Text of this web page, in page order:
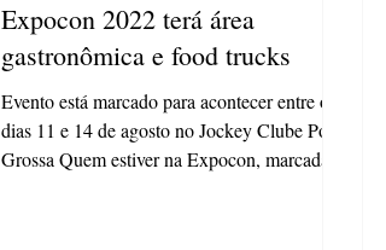
Expocon 2022 terá área
gastronômica e food trucks
Evento está marcado para acontecer entre os
dias 11 e 14 de agosto no Jockey Clube Ponta
Grossa Quem estiver na Expocon, marcada